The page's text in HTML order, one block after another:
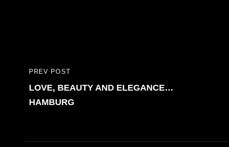
Bericht
navigatie
PREVIOUS
POST
PREV POST
LOVE, BEAUTY AND ELEGANCE…
HAMBURG